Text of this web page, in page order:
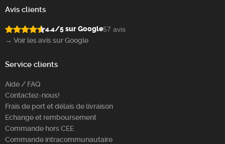
Avis clients
4.4/5 sur Google57 avis
→ Voir les avis sur Google
Service clients
Aide / FAQ
Contactez-nous!
Frais de port et délais de livraison
Echange et remboursement
Commande hors CEE
Commande intracommunautaire